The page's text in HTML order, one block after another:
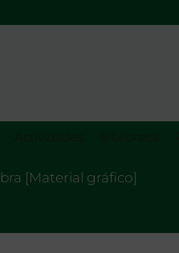
[Material gráfico]